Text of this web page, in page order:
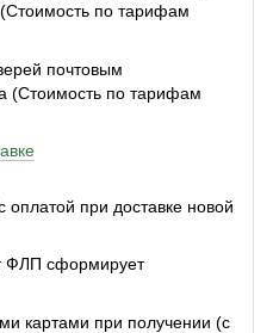
по тарифам
почтовым
(Стоимость по тарифам
при доставке новой
ФЛП сформирует
картами при получении (с